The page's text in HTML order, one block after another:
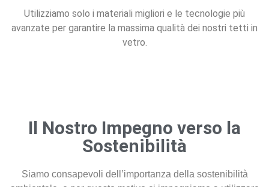
Utilizziamo solo i materiali migliori e le tecnologie più
avanzate per garantire la massima qualità dei nostri tetti in
vetro.
Il Nostro Impegno verso la
Sostenibilità
Siamo consapevoli dell’importanza della sostenibilità